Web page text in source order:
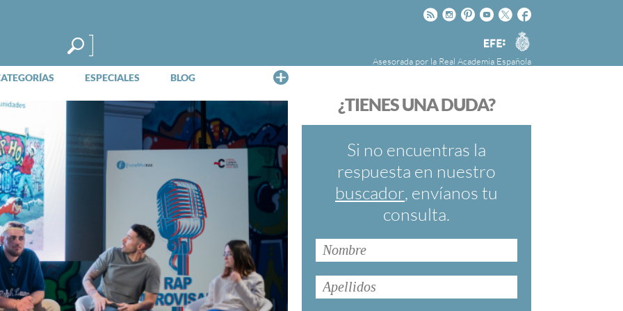
Facebook
Twitter
Youtube
Pinteres
Instagram
Rss
Agencia
EFE
Asesorada por la Real Academia Española
ESPECIALES BLOG
FundéuRAE es una fundación patrocinada por
cuyo objetivo es colaborar con el buen uso del
español en los medios de comunicación y en
Internet.
¿TIENES UNA DUDA?
Si no encuentras la
respuesta en nuestro
buscador, envíanos tu
consulta.